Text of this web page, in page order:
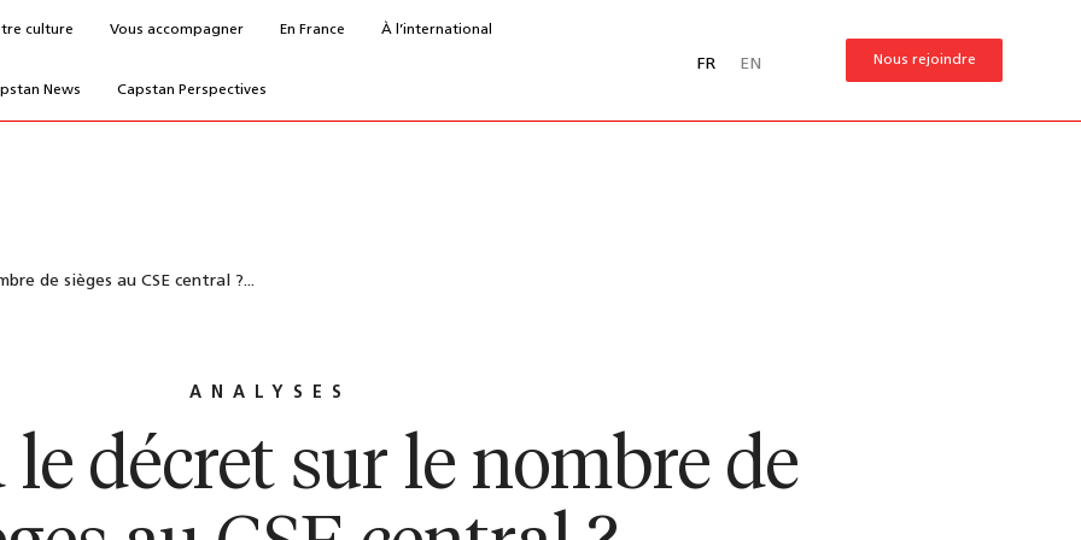
culture Vous accompagner En France À l’international
News Capstan Perspectives
FR EN Nous rejoindre
de sièges au CSE central ?...
ANALYSES
décret sur le nombre de